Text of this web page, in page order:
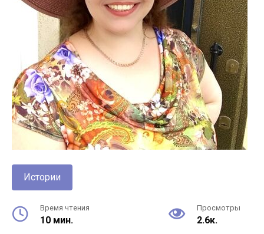
Истории
Время чтения
10 мин.
Просмотры
2.6к.